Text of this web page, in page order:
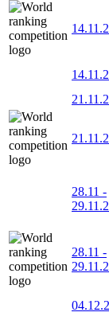
28.11 -
28.11 -